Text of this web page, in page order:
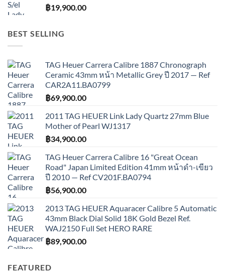
฿19,900.00
BEST SELLING
TAG Heuer Carrera Calibre 1887 Chronograph
Ceramic 43mm หน้า Metallic Grey ปี 2017 — Ref
CAR2A11.BA0799
฿69,900.00
2011 TAG HEUER Link Lady Quartz 27mm Blue
Mother of Pearl WJ1317
฿34,900.00
TAG Heuer Carrera Calibre 16 "Great Ocean
Road" Japan Limited Edition 41mm หน้าดำ-เขียว
ปี 2010 — Ref CV201F.BA0794
฿56,900.00
2013 TAG HEUER Aquaracer Calibre 5 Automatic
43mm Black Dial Solid 18K Gold Bezel Ref.
WAJ2150 Full Set HERO RARE
฿89,900.00
FEATURED